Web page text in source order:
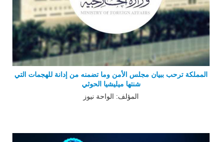
المملكة ترحب ببيان مجلس الأمن وما تضمنه من إدانة للهجمات التي
شنتها ميليشيا الحوثي
المؤلف: الواحة نيوز